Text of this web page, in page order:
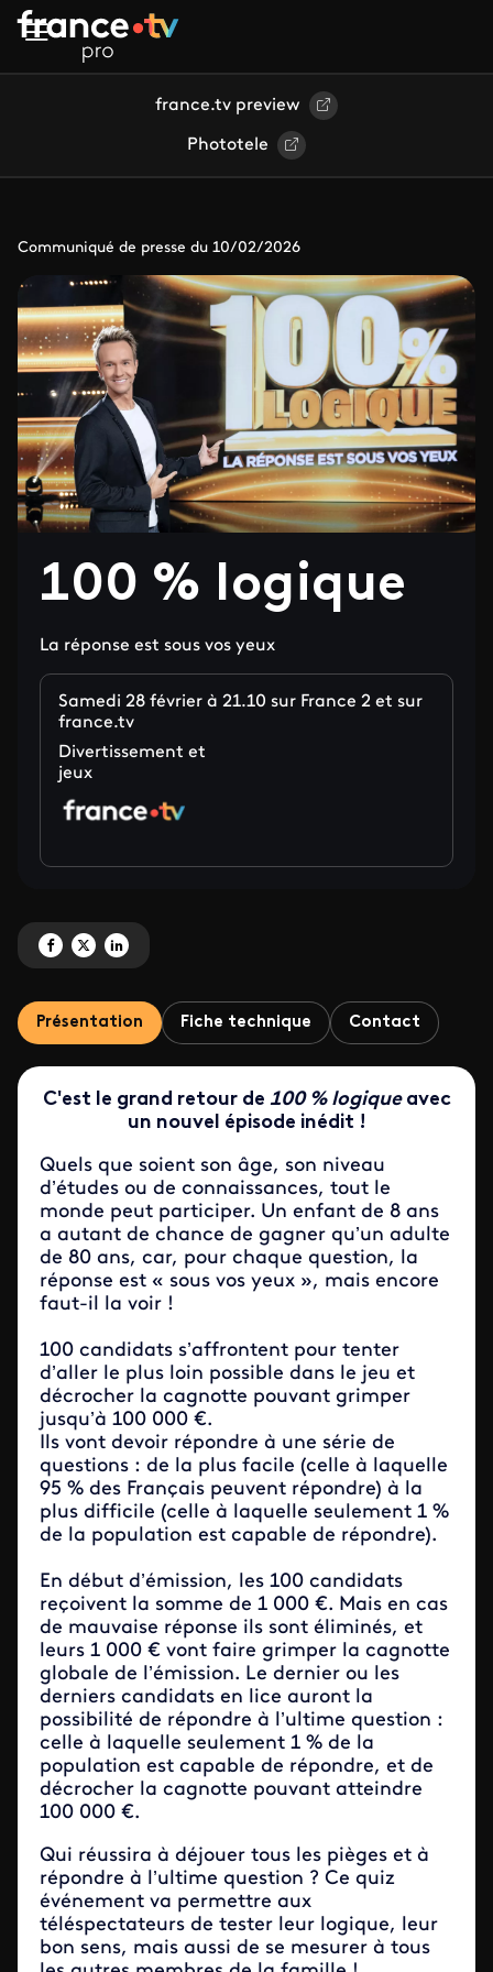
Aller au contenu principal
france.tv preview
Phototele
Communiqué de presse du 10/02/2026
100 % logique
La réponse est sous vos yeux
Samedi 28 février à 21.10 sur France 2 et sur
france.tv
Divertissement et
jeux
Partagez '100 % logique' sur Facebook
Partagez '100 % logique' sur X
Partagez '100 % logique' sur LinkedIn
Présentation Fiche technique Contact
C'est le grand retour de 100 % logiqueavec
un nouvel épisode inédit !
Quels que soient son âge, son niveau
d’études ou de connaissances, tout le
monde peut participer. Un enfant de 8 ans
a autant de chance de gagner qu’un adulte
de 80 ans, car, pour chaque question, la
réponse est « sous vos yeux », mais encore
faut-il la voir !
100 candidats s’affrontent pour tenter
d’aller le plus loin possible dans le jeu et
décrocher la cagnotte pouvant grimper
jusqu’à 100 000 €.
Ils vont devoir répondre à une série de
questions : de la plus facile (celle à laquelle
95 % des Français peuvent répondre) à la
plus difficile (celle à laquelle seulement 1 %
de la population est capable de répondre).
En début d’émission, les 100 candidats
reçoivent la somme de 1 000 €. Mais en cas
de mauvaise réponse ils sont éliminés, et
leurs 1 000 € vont faire grimper la cagnotte
globale de l’émission. Le dernier ou les
derniers candidats en lice auront la
possibilité de répondre à l’ultime question :
celle à laquelle seulement 1 % de la
population est capable de répondre, et de
décrocher la cagnotte pouvant atteindre
100 000 €.
Qui réussira à déjouer tous les pièges et à
répondre à l’ultime question ? Ce quiz
événement va permettre aux
téléspectateurs de tester leur logique, leur
bon sens, mais aussi de se mesurer à tous